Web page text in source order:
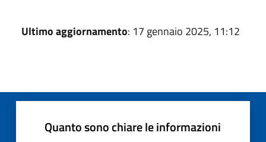
Ultimo aggiornamento: 17 gennaio 2025, 11:12
Quanto sono chiare le informazioni